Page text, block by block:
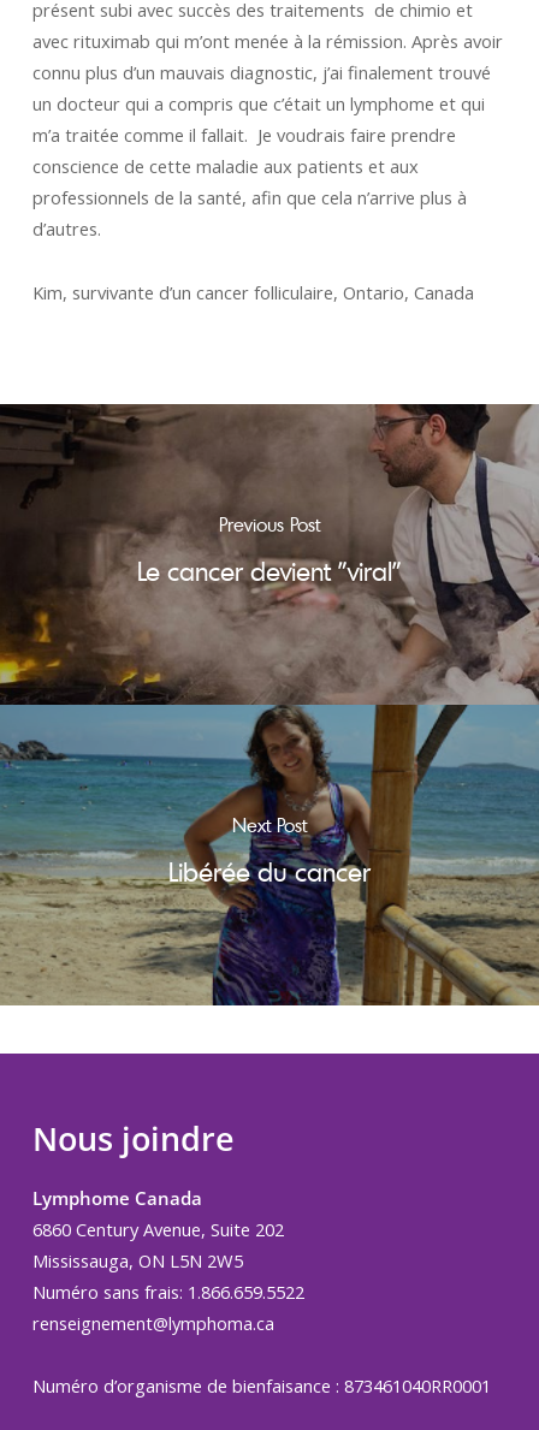
présent subi avec succès des traitements de chimio et
avec rituximab qui m’ont menée à la rémission. Après avoir
connu plus d’un mauvais diagnostic, j’ai finalement trouvé
un docteur qui a compris que c’était un lymphome et qui
m’a traitée comme il fallait. Je voudrais faire prendre
conscience de cette maladie aux patients et aux
professionnels de la santé, afin que cela n’arrive plus à
d’autres.
Kim, survivante d’un cancer folliculaire, Ontario, Canada
Previous Post
Le cancer devient "viral"
Next Post
Libérée du cancer
Nous joindre
Lymphome Canada
6860 Century Avenue, Suite 202
Mississauga, ON L5N 2W5
Numéro sans frais: 1.866.659.5522
renseignement@lymphoma.ca
Numéro d’organisme de bienfaisance : 873461040RR0001